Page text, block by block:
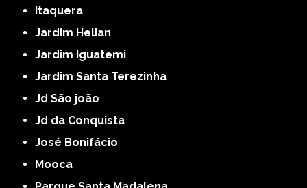
Itaquera
Jardim Helian
Jardim Iguatemi
Jardim Santa Terezinha
Jd São joão
Jd da Conquista
José Bonifácio
Mooca